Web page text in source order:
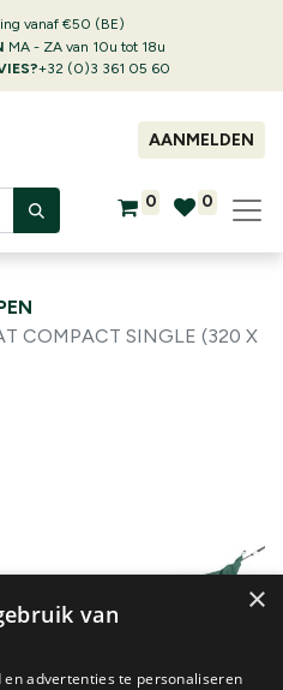
vanaf €50 (BE)
MA - ZA van 10u tot 18u
+32 (0)3 361 05 60
AANMELDEN
0 0
COMPACT SINGLE (320 X
×
van
advertenties te personaliseren